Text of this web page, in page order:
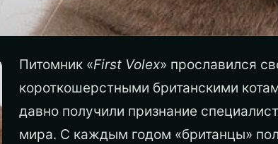
Питомник «First Volex» прославился
короткошерстными британскими
давно получили признание
мира. С каждым годом «британцы»